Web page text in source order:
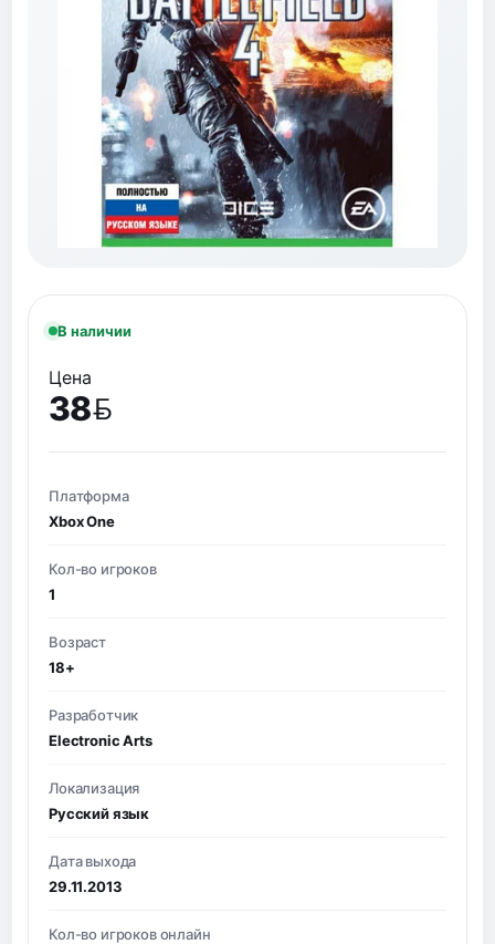
В наличии
Цена
38
BYN
Платформа
Xbox One
Кол-во игроков
1
Возраст
18+
Разработчик
Electronic Arts
Локализация
Русский язык
Дата выхода
29.11.2013
Кол-во игроков онлайн